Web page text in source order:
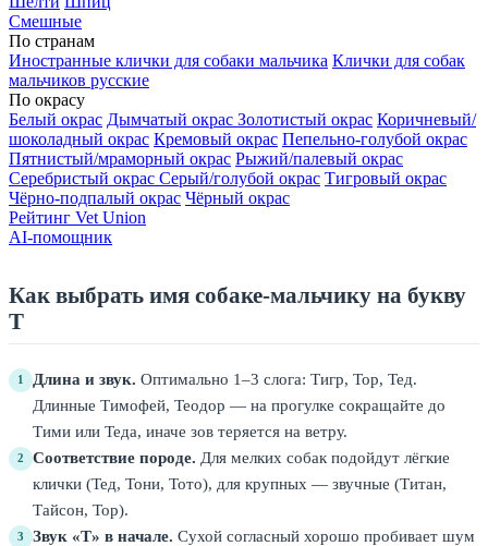
Смешные
По странам
Иностранные клички для собаки мальчика Клички для собак
мальчиков русские
По окрасу
Белый окрас Дымчатый окрас Золотистый окрас Коричневый/
шоколадный окрас Кремовый окрас Пепельно-голубой окрас
Пятнистый/мраморный окрас Рыжий/палевый окрас
Серебристый окрас Серый/голубой окрас Тигровый окрас
Чёрно-подпалый окрас Чёрный окрас
Рейтинг Vet Union
AI-помощник
Как выбрать имя собаке-мальчику на букву
Т
1 Длина и звук. Оптимально 1–3 слога: Тигр, Тор, Тед.
Длинные Тимофей, Теодор — на прогулке сокращайте до
Тими или Теда, иначе зов теряется на ветру.
2 Соответствие породе. Для мелких собак подойдут лёгкие
клички (Тед, Тони, Тото), для крупных — звучные (Титан,
Тайсон, Тор).
3 Звук «Т» в начале. Сухой согласный хорошо пробивает шум